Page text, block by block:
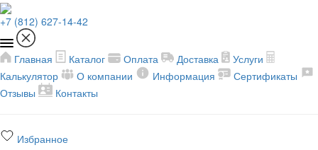
+7 (812) 627-14-42
Главная Каталог Оплата Доставка
Услуги
Калькулятор
О компании Информация
Сертификаты
Отзывы
Контакты
Избранное